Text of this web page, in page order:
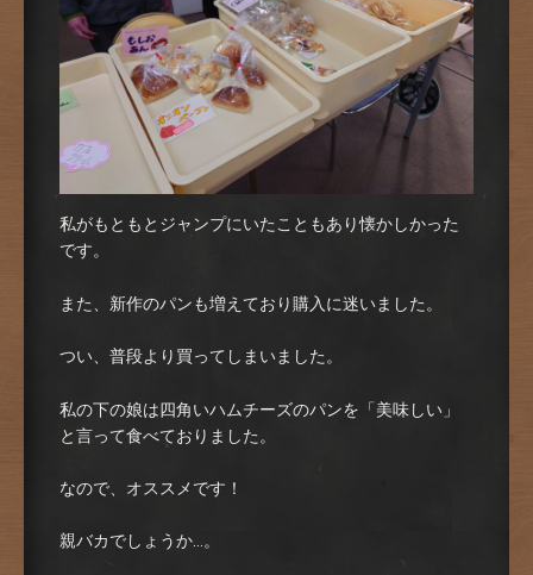
私がもともとジャンプにいたこともあり懐かしかった
です。
また、新作のパンも増えており購入に迷いました。
つい、普段より買ってしまいました。
私の下の娘は四角いハムチーズのパンを「美味しい」
と言って食べておりました。
なので、オススメです！
親バカでしょうか…。